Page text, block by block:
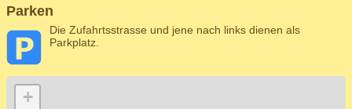
Parken
Die Zufahrtsstrasse und jene nach links dienen als
Parkplatz.
+